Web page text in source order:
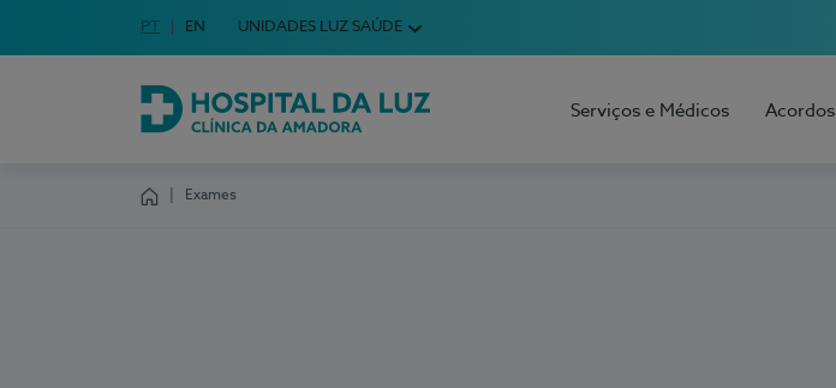
Escolha o seu idioma
Idioma em Português
PT English Language
EN UNIDADES LUZ SAÚDE
Hospital da Luz Clínica da Amadora
Serviços e Médicos Acordos
Exames